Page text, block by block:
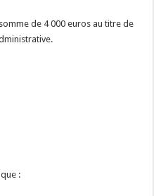
de 4 000 euros au titre de
: